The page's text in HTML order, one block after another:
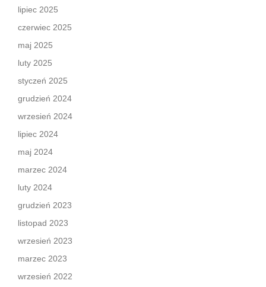
lipiec 2025
czerwiec 2025
maj 2025
luty 2025
styczeń 2025
grudzień 2024
wrzesień 2024
lipiec 2024
maj 2024
marzec 2024
luty 2024
grudzień 2023
listopad 2023
wrzesień 2023
marzec 2023
wrzesień 2022